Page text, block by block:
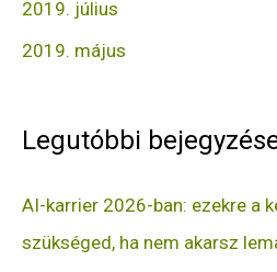
2019. július
2019. május
Legutóbbi
AI-karrier 2026-ban: ezekre a
szükséged, ha nem akarsz